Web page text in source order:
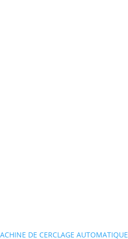
DE CERCLAGE AUTOMATIQUE